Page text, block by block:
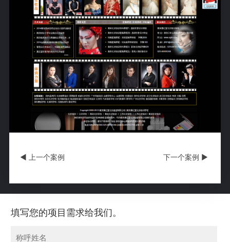
◀ 上一个案例 下一个案例 ▶
填写您的项目需求给我们。